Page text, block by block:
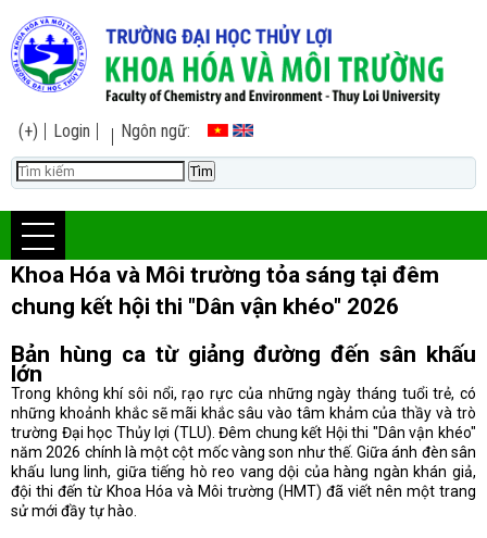
(+) Login Ngôn ngữ:
Khoa Hóa và Môi trường tỏa sáng tại đêm
chung kết hội thi "Dân vận khéo" 2026
Bản hùng ca từ giảng đường đến sân khấu
lớn
Trong không khí sôi nổi, rạo rực của những ngày tháng tuổi trẻ, có
những khoảnh khắc sẽ mãi khắc sâu vào tâm khảm của thầy và trò
trường Đại học Thủy lợi (TLU). Đêm chung kết Hội thi "Dân vận khéo"
năm 2026 chính là một cột mốc vàng son như thế. Giữa ánh đèn sân
khấu lung linh, giữa tiếng hò reo vang dội của hàng ngàn khán giả,
đội thi đến từ Khoa Hóa và Môi trường (HMT) đã viết nên một trang
sử mới đầy tự hào.